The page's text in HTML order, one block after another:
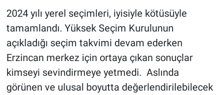
2024 yılı yerel seçimleri, iyisiyle kötüsüyle
tamamlandı. Yüksek Seçim Kurulunun
açıkladığı seçim takvimi devam ederken
Erzincan merkez için ortaya çıkan sonuçlar
kimseyi sevindirmeye yetmedi. Aslında
görünen ve ulusal boyutta değerlendirilebilecek